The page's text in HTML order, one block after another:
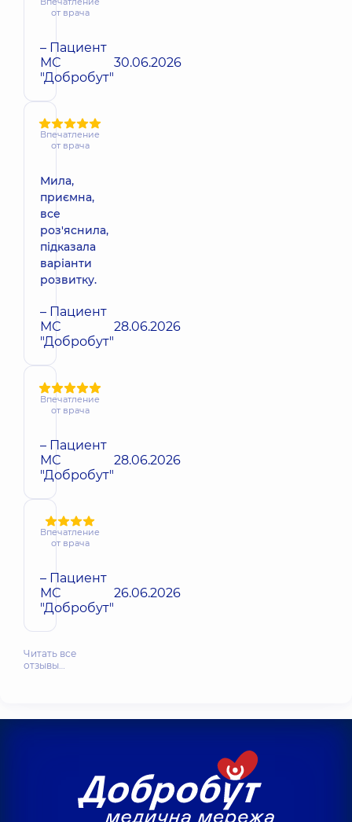
от врача
– Пациент
МС
"Добробут"
30.06.2026
Впечатление
от врача
Мила,
приємна,
все
роз'яснила,
підказала
варіанти
розвитку.
– Пациент
МС
"Добробут"
28.06.2026
Впечатление
от врача
– Пациент
МС
"Добробут"
28.06.2026
Впечатление
от врача
– Пациент
МС
"Добробут"
26.06.2026
Читать все
отзывы…